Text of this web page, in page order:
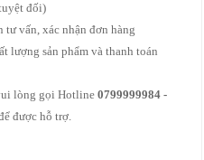
đối)
vấn, xác nhận đơn hàng
lượng sản phẩm và thanh toán
lòng gọi Hotline 0799999984 -
được hỗ trợ.